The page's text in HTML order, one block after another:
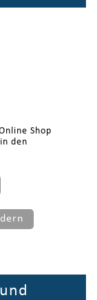
Shop
den